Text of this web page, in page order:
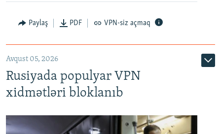
Paylaş PDF VPN-siz açmaq
Avqust 05, 2026
Rusiyada populyar VPN
xidmətləri bloklanıb